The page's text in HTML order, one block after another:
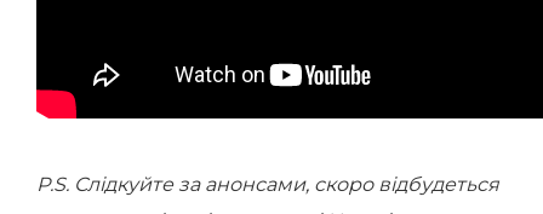
Р.S. Слідкуйте за анонсами, скоро відбудеться